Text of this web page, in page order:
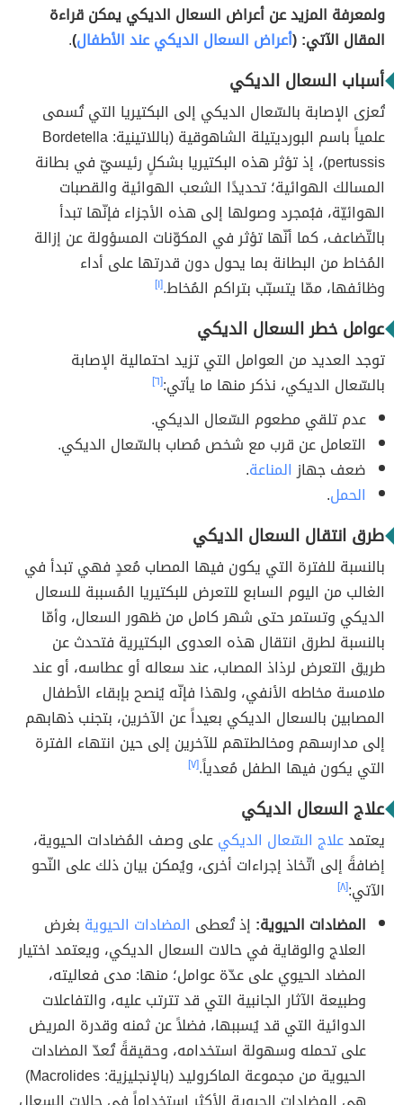
ولمعرفة المزيد عن أعراض السعال الديكي يمكن قراءة
المقال الآتي: (أعراض السعال الديكي عند الأطفال)
.
أسباب السعال الديكي
تُعزى الإصابة بالسّعال الديكي إلى البكتيريا التي تُسمى
علمياً باسم البورديتيلة الشاهوقية (باللاتينية: Bordetella
pertussis)، إذ تؤثر هذه البكتيريا بشكلٍ رئيسيّ في بطانة
المسالك الهوائية؛ تحديدًا الشعب الهوائية والقصبات
الهوائيّة، فبُمجرد وصولها إلى هذه الأجزاء فإنّها تبدأ
بالتّضاعف، كما أنّها تؤثر في المكوّنات المسؤولة عن إزالة
المُخاط من البطانة بما يحول دون قدرتها على أداء
وظائفها، ممّا يتسبّب بتراكم المُخاط.[١]
عوامل خطر السعال الديكي
توجد العديد من العوامل التي تزيد احتمالية الإصابة
بالسّعال الديكي، نذكر منها ما يأتي:[٦]
عدم تلقي مطعوم السّعال الديكي.
التعامل عن قرب مع شخص مُصاب بالسّعال الديكي.
ضعف جهازالمناعة.
الحمل.
طرق انتقال السعال الديكي
بالنسبة للفترة التي يكون فيها المصاب مُعدٍ فهي تبدأ في
الغالب من اليوم السابع للتعرض للبكتيريا المُسببة للسعال
الديكي وتستمر حتى شهر كامل من ظهور السعال، وأمّا
بالنسبة لطرق انتقال هذه العدوى البكتيرية فتحدث عن
طريق التعرض لرذاذ المصاب، عند سعاله أو عطاسه، أو عند
ملامسة مخاطه الأنفي، ولهذا فإنّه يُنصح بإبقاء الأطفال
المصابين بالسعال الديكي بعيداً عن الآخرين، بتجنب ذهابهم
إلى مدارسهم ومخالطتهم للآخرين إلى حين انتهاء الفترة
التي يكون فيها الطفل مُعدياً.[٧]
علاج السعال الديكي
يعتمدعلاج السّعال الديكيعلى وصف المُضادات الحيوية،
إضافةً إلى اتّخاذ إجراءات أخرى، ويُمكن بيان ذلك على النّحو
الآتي:[٨]
المضادات الحيوية: إذ تُعطى المضادات الحيوية بغرض
العلاج والوقاية في حالات السعال الديكي، ويعتمد اختيار
المضاد الحيوي على عدّة عوامل؛ منها: مدى فعاليته،
وطبيعة الآثار الجانبية التي قد تترتب عليه، والتفاعلات
الدوائية التي قد يُسببها، فضلاً عن ثمنه وقدرة المريض
على تحمله وسهولة استخدامه، وحقيقةً تُعدّ المضادات
الحيوية من مجموعة الماكروليد (بالإنجليزية: Macrolides)